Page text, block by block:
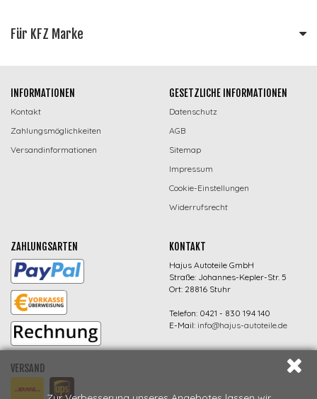
Für KFZ Marke
INFORMATIONEN
Kontakt
Zahlungsmöglichkeiten
Versandinformationen
GESETZLICHE INFORMATIONEN
Datenschutz
AGB
Sitemap
Impressum
Cookie-Einstellungen
Widerrufsrecht
ZAHLUNGSARTEN
VERSAND
KONTAKT
Hajus Autoteile GmbH
Straße: Johannes-Kepler-Str. 5
Ort: 28816 Stuhr
Telefon: 0421 - 830 194 140
E-Mail: info@hajus-autoteile.de